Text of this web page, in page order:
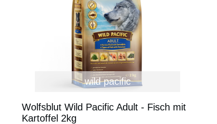
wild pacific
Wolfsblut Wild Pacific Adult - Fisch mit
Kartoffel 2kg